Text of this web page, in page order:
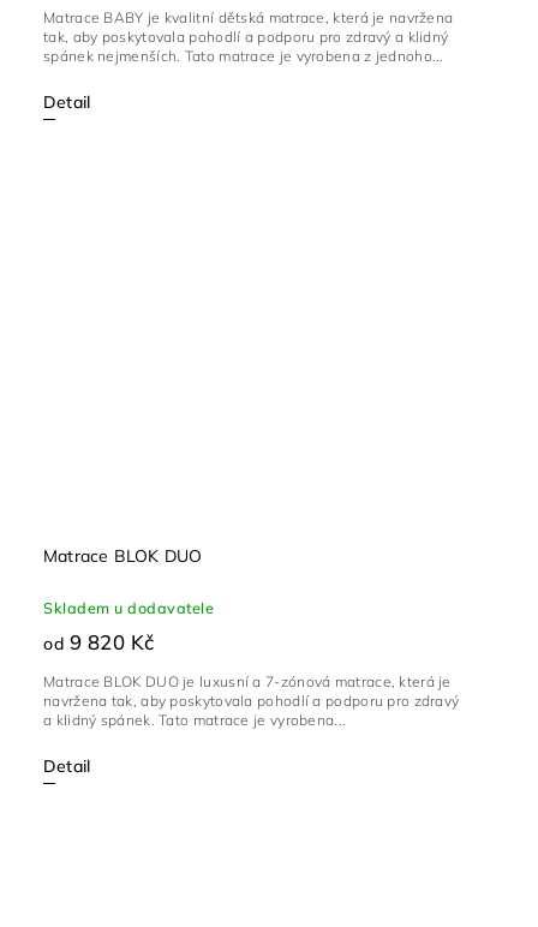
Detail
Matrace BABY je kvalitní dětská matrace, která je navržena
tak, aby poskytovala pohodlí a podporu pro zdravý a klidný
spánek nejmenších. Tato matrace je vyrobena z jednoho...
Matrace BLOK DUO
Skladem u dodavatele
od 9 820 Kč
Detail
Matrace BLOK DUO je luxusní a 7-zónová matrace, která je
navržena tak, aby poskytovala pohodlí a podporu pro zdravý
a klidný spánek. Tato matrace je vyrobena...